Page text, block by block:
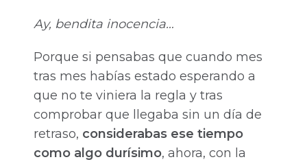
Ay, bendita inocencia…
Porque si pensabas que cuando mes
tras mes habías estado esperando a
que no te viniera la regla y tras
comprobar que llegaba sin un día de
retraso, considerabas ese tiempo
como algo durísimo, ahora, con la